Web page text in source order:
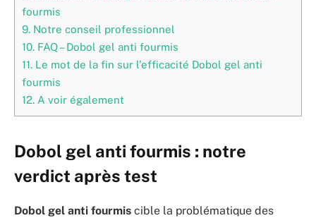
fourmis
9. Notre conseil professionnel
10. FAQ – Dobol gel anti fourmis
11. Le mot de la fin sur l’efficacité Dobol gel anti
fourmis
12. A voir également
Dobol gel anti fourmis : notre
verdict après test
Dobol gel anti fourmis cible la problématique des